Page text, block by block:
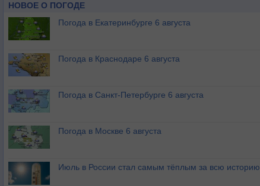
НОВОЕ О ПОГОДЕ
Погода в Екатеринбурге 6 августа
Погода в Краснодаре 6 августа
Погода в Санкт-Петербурге 6 августа
Погода в Москве 6 августа
Июль в России стал самым тёплым за всю историю